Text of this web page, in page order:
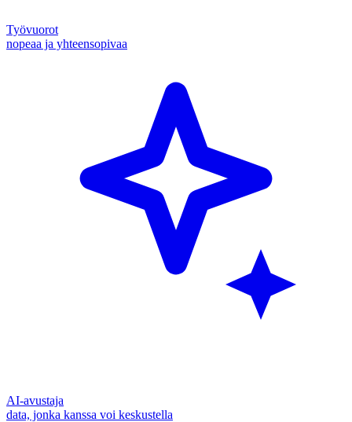
Työvuorot
nopeaa ja yhteensopivaa
AI-avustaja
data, jonka kanssa voi keskustella